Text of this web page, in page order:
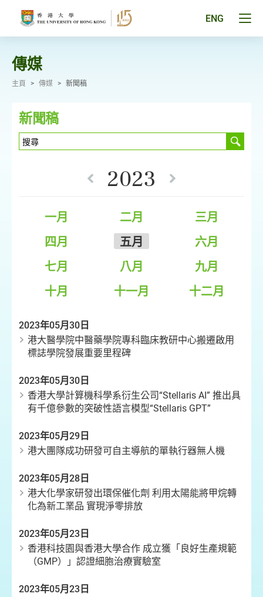
ENG
傳媒
主頁 > 傳媒 > 新聞稿
新聞稿
2023
一月 二月
三月
四月
五月
六月
七月
八月
九月
十月
十一月 十二月
2023年05月30日
港大醫學院中醫藥學院專科臨床教研中心搬遷啟用
標誌學院發展重要里程碑
2023年05月30日
香港大學計算機科學系衍生公司“Stellaris AI” 推出具
有千億參數的突破性語言模型“Stellaris GPT”
2023年05月29日
港大團隊成功研發可自主導航的單執行器無人機
2023年05月28日
港大化學家研發出環保催化劑 利用太陽能將甲烷轉
化為新工業品 實現淨零排放
2023年05月23日
香港科技園與香港大學合作 成立獲「良好生產規範
（GMP）」認證細胞治療實驗室
2023年05月23日